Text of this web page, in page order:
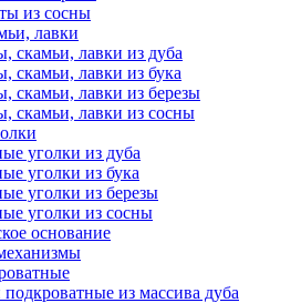
из сосны
лавки
скамьи, лавки из дуба
скамьи, лавки из бука
скамьи, лавки из березы
скамьи, лавки из сосны
уголки из дуба
уголки из бука
уголки из березы
уголки из сосны
основание
из массива дуба